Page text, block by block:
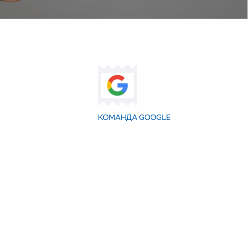
КОМАНДА GOOGLE